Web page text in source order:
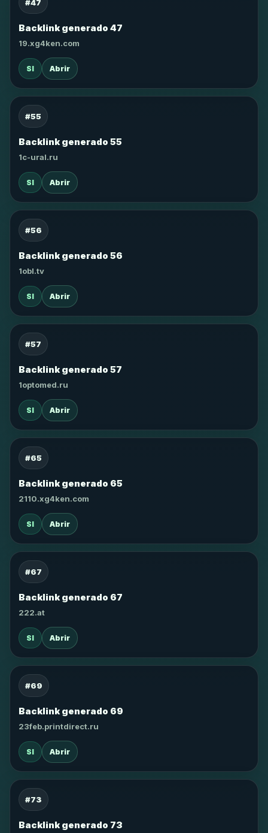
#47
Backlink generado 47
19.xg4ken.com
SI Abrir
#55
Backlink generado 55
1c-ural.ru
SI Abrir
#56
Backlink generado 56
1obl.tv
SI Abrir
#57
Backlink generado 57
1optomed.ru
SI Abrir
#65
Backlink generado 65
2110.xg4ken.com
SI Abrir
#67
Backlink generado 67
222.at
SI Abrir
#69
Backlink generado 69
23feb.printdirect.ru
SI Abrir
#73
Backlink generado 73